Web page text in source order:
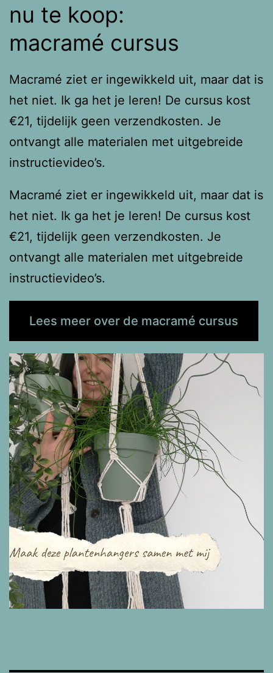
nu te koop:
macramé cursus
Macramé ziet er ingewikkeld uit, maar dat is
het niet. Ik ga het je leren! De cursus kost
€21, tijdelijk geen verzendkosten. Je
ontvangt alle materialen met uitgebreide
instructievideo’s.
Macramé ziet er ingewikkeld uit, maar dat is
het niet. Ik ga het je leren! De cursus kost
€21, tijdelijk geen verzendkosten. Je
ontvangt alle materialen met uitgebreide
instructievideo’s.
Lees meer over de macramé cursus